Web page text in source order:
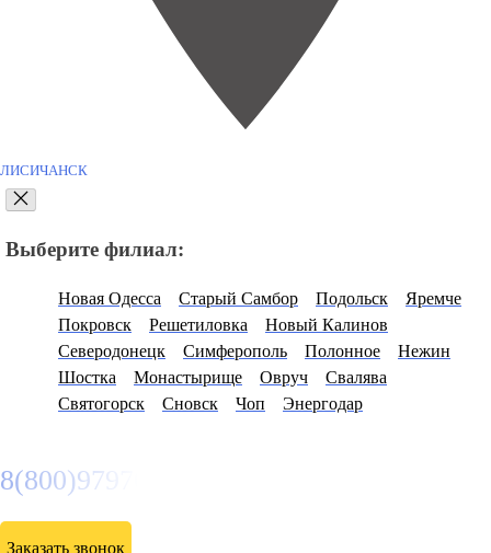
ЛИСИЧАНСК
Выберите филиал:
Новая Одесса Старый Самбор Подольск
Яремче
Покровск
Решетиловка
Новый Калинов
Северодонецк
Симферополь Полонное
Нежин
Шостка
Монастырище Овруч
Свалява
Святогорск
Сновск Чоп Энергодар
8(800)9797043
Заказать звонок